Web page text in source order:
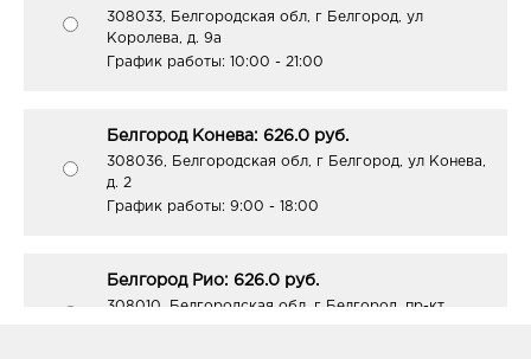
308033, Белгородская обл, г Белгород, ул
Королева, д. 9а
График работы: 10:00 - 21:00
Белгород Конева: 626.0 руб.
308036, Белгородская обл, г Белгород, ул Конева,
д. 2
График работы: 9:00 - 18:00
Белгород Рио: 626.0 руб.
308010, Белгородская обл, г Белгород, пр-кт